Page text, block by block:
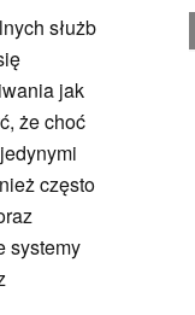
służb
jak
że choć
często
systemy